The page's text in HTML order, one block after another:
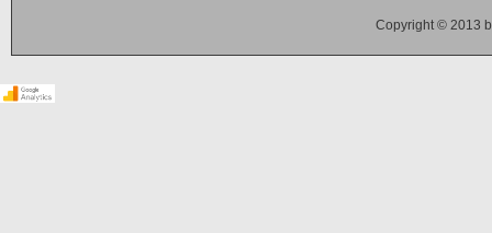
Copyright © 2013